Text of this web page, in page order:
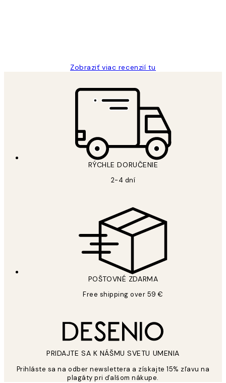
Zobraziť viac recenzií tu
RÝCHLE DORUČENIE
2-4 dní
POŠTOVNÉ ZDARMA
Free shipping over 59 €
PRIDAJTE SA K NÁŠMU SVETU UMENIA
Prihláste sa na odber newslettera a získajte 15% zľavu na
plagáty pri ďalšom nákupe.